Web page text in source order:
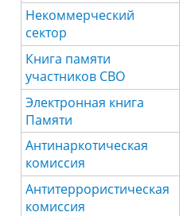
Некоммерческий
сектор
Книга памяти
участников СВО
Электронная книга
Памяти
Антинаркотическая
комиссия
Антитеррористическая
комиссия